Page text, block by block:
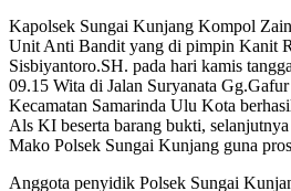
Kapolsek Sungai Kunjang Kompol
Unit Anti Bandit yang di pimpin Kanit
Sisbiyantoro.SH. pada hari kamis
09.15 Wita di Jalan Suryanata
Kecamatan Samarinda Ulu Kota
Als KI beserta barang bukti,
Mako Polsek Sungai Kunjang guna
Anggota penyidik Polsek Sungai